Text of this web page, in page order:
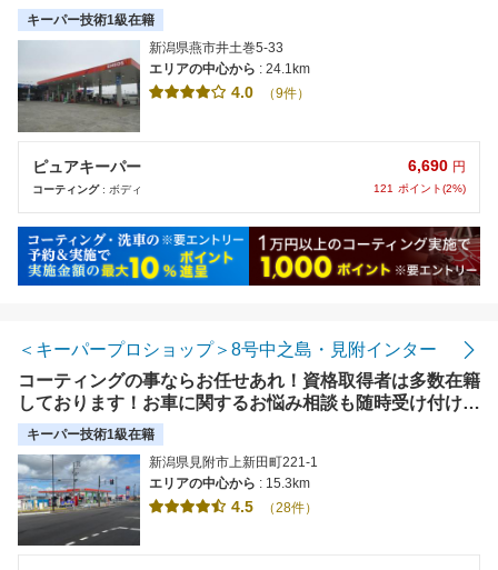
おります。【使えます】各種クレジット
キーパー技術1級在籍
新潟県燕市井土巻5-33
エリアの中心から : 24.1km
4.0 （9件）
ピュアキーパー
コーティング: ボディ
6,690 円
121 ポイント(2%)
＜キーパープロショップ＞8号中之島・見附インター
コーティングの事ならお任せあれ！資格取得者は多数在籍
しております！お車に関するお悩み相談も随時受け付けて
おります。【使えます】各種クレジットお使い頂けます。
キーパー技術1級在籍
新潟県見附市上新田町221-1
エリアの中心から : 15.3km
4.5 （28件）